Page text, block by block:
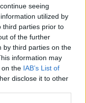
seeing
utilized by
third parties prior to
of the further
by third parties on the
information may
on the IAB’s List of
disclose it to other